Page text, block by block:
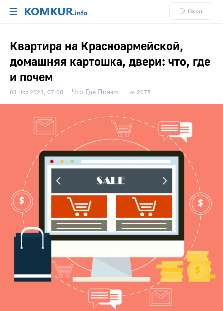
☰ Вход
Квартира на Красноармейской,
домашняя картошка, двери: что, где
и почем
03 Ноя 2023, 07:00 Что Где Почем 2075